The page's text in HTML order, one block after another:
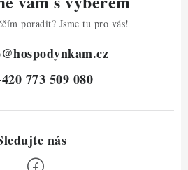
poradit? Jsme tu pro vás!
@hospodynkam.cz
773 509 080